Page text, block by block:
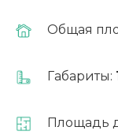
Общая
Габариты:
Площадь